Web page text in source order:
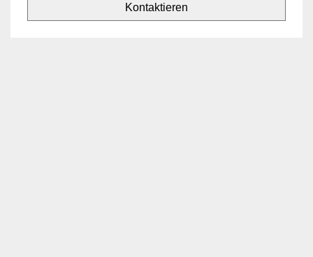
Kontaktieren